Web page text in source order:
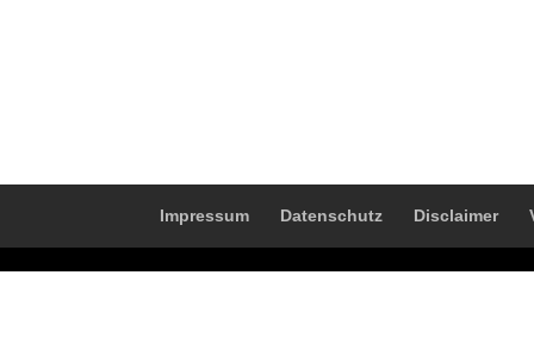
Impressum Datenschutz Disclaimer